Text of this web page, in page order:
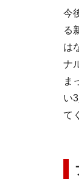
今
る
は
ナ
ま
い
て